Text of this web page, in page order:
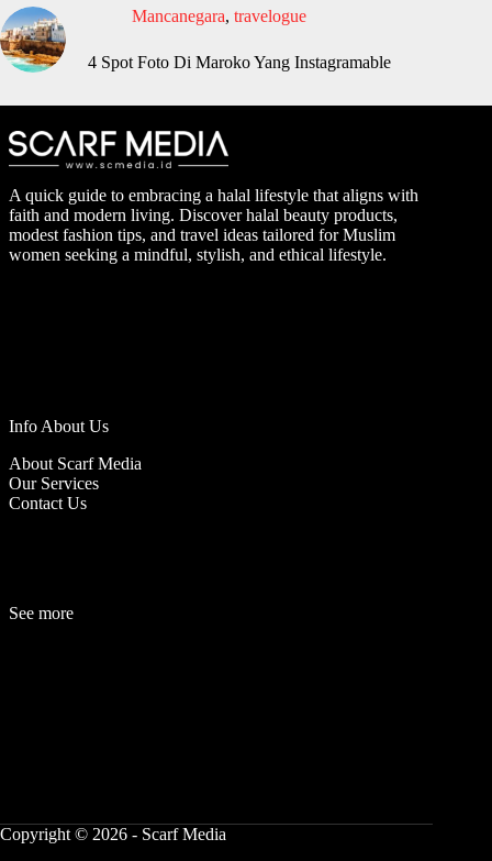
Mancanegara, travelogue
4 Spot Foto Di Maroko Yang Instagramable
A quick guide to embracing a halal lifestyle that aligns with
faith and modern living. Discover halal beauty products,
modest fashion tips, and travel ideas tailored for Muslim
women seeking a mindful, stylish, and ethical lifestyle.
Info About Us
About Scarf Media
Our Services
Contact Us
See more
Copyright © 2026 - Scarf Media